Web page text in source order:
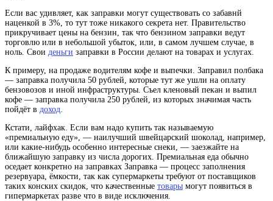
Если вас удивляет, как заправки могут существовать со забавнй
наценкой в 3%, то тут тоже никакого секрета нет. Правительство
прикручивает цены на бензин, так что бензином заправки ведут
торговлю или в небольшой убыток, или, в самом лучшем случае, в
ноль. Свои деньги заправки в России делают на товарах и услугах.
К примеру, на продаже водителям кофе и выпечки. Заправил полбака
— заправка получила 50 рублей, которые тут же ушли на оплату
бензовозов и иной инфраструктуры. Съел кленовый пекан и выпил
кофе — заправка получила 250 рублей, из которых значимая часть
пойдёт в доход
Кстати, лайфхак. Если вам надо купить так называемую
«премиальную еду», — наилучший швейцарский шоколад, например,
или какие-нибудь особенно интересные снеки, — заезжайте на
ближайшую заправку из числа дорогих. Премиальная еда обычно
оседает конкретно на заправках Заправка — процесс заполнения
резервуара, ёмкости , так как супермаркеты требуют от поставщиков
таких конских скидок, что качественные товары могут появиться в
гипермаркетах разве что в виде исключения.